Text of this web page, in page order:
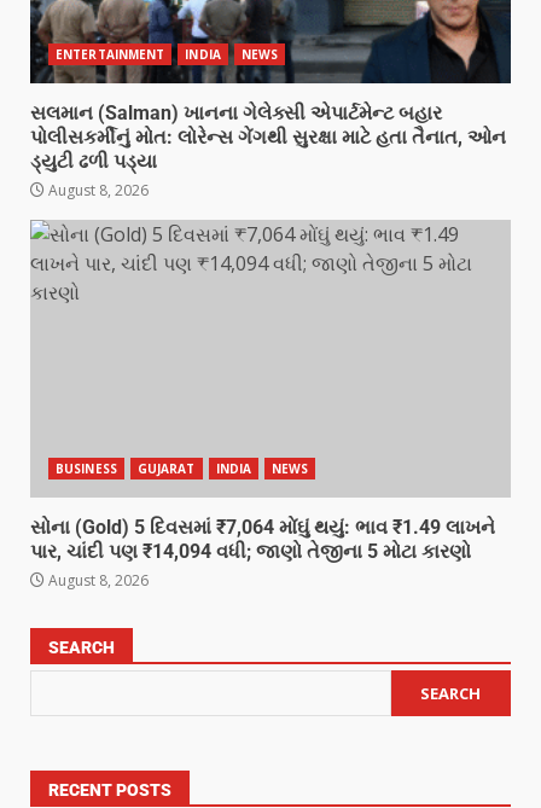
ENTERTAINMENT INDIA NEWS
સલમાન (Salman) ખાનના ગેલેક્સી એપાર્ટમેન્ટ બહાર
પોલીસકર્મીનું મોત: લોરેન્સ ગેંગથી સુરક્ષા માટે હતા તૈનાત, ઓન
ડ્યુટી ઢળી પડ્યા
August 8, 2026
BUSINESS GUJARAT INDIA NEWS
સોના (Gold) 5 દિવસમાં ₹7,064 મોંઘું થયું: ભાવ ₹1.49 લાખને
પાર, ચાંદી પણ ₹14,094 વધી; જાણો તેજીના 5 મોટા કારણો
August 8, 2026
SEARCH
SEARCH
RECENT POSTS